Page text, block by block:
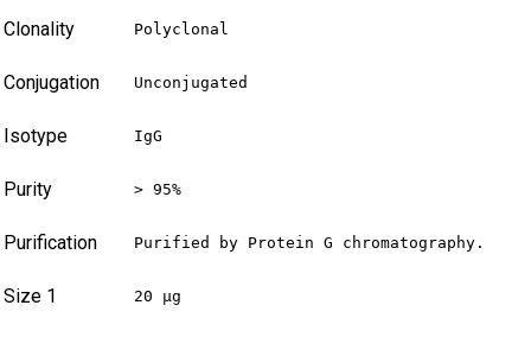
Clonality Polyclonal
Conjugation Unconjugated
Isotype IgG
Purity > 95%
Purification Purified by Protein G chromatography.
Size 1 20 µg